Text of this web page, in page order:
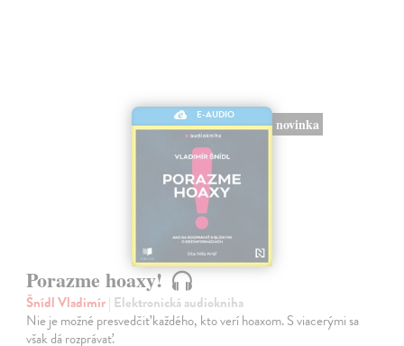
E-AUDIO
novinka
Porazme hoaxy!
Šnídl Vladimír| Elektronická audiokniha
Nie je možné presvedčiť každého, kto verí hoaxom. S viacerými sa
však dá rozprávať.